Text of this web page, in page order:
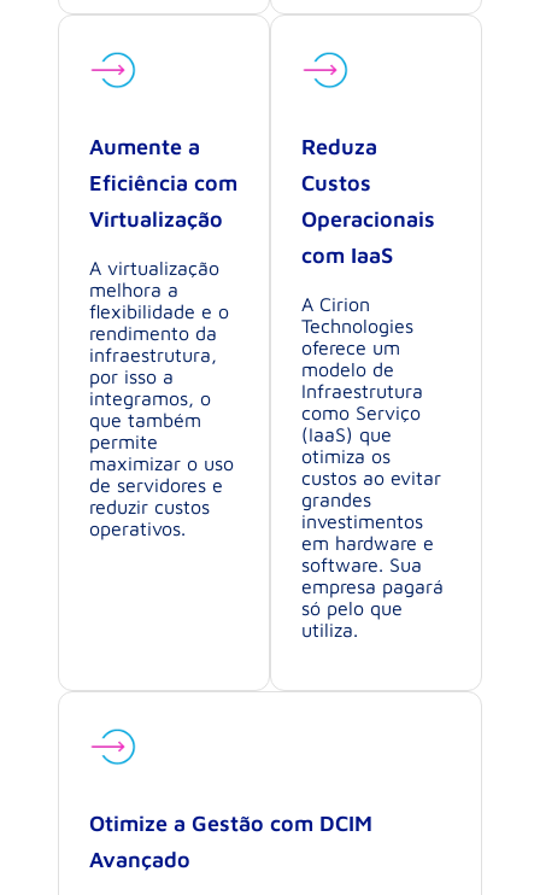
Aumente a
Eficiência com
Virtualização
A virtualização
melhora a
flexibilidade e o
rendimento da
infraestrutura,
por isso a
integramos, o
que também
permite
maximizar o uso
de servidores e
reduzir custos
operativos.
Reduza
Custos
Operacionais
com IaaS
A Cirion
Technologies
oferece um
modelo de
Infraestrutura
como Serviço
(IaaS) que
otimiza os
custos ao evitar
grandes
investimentos
em hardware e
software. Sua
empresa pagará
só pelo que
utiliza.
Otimize a Gestão com DCIM
Avançado